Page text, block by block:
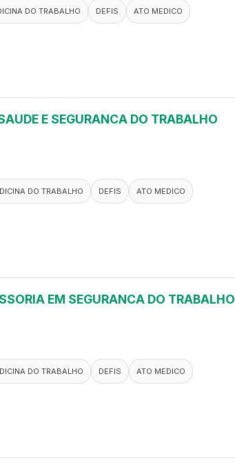
DO TRABALHO DEFIS ATO MEDICO
E SEGURANCA DO TRABALHO
DO TRABALHO DEFIS ATO MEDICO
EM SEGURANCA DO TRABALHO
DO TRABALHO DEFIS ATO MEDICO